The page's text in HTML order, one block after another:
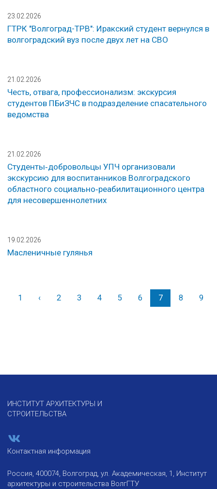
23.02.2026
ГТРК "Волгоград-ТРВ": Иракский студент вернулся в
волгоградский вуз после двух лет на СВО
21.02.2026
Честь, отвага, профессионализм: экскурсия
студентов ПБиЗЧС в подразделение спасательного
ведомства
21.02.2026
Студенты‑добровольцы УПЧ организовали
экскурсию для воспитанников Волгоградского
областного социально‑реабилитационного центра
для несовершеннолетних
19.02.2026
Масленичные гулянья
1 ‹Назад
2 3 4 5 6 7 8 9
ИНСТИТУТ АРХИТЕКТУРЫ И
СТРОИТЕЛЬСТВА
Контактная информация
Россия, 400074, Волгоград, ул. Академическая, 1, Институт
архитектуры и строительства ВолгГТУ